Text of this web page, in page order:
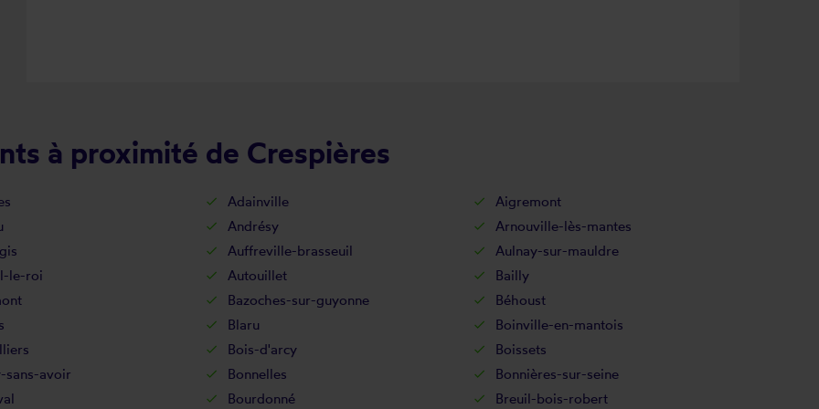
à proximité de Crespières
Adainville
Aigremont
Andrésy
Arnouville-lès-mantes
Auffreville-brasseuil
Aulnay-sur-mauldre
le-roi
Autouillet
Bailly
Bazoches-sur-guyonne
Béhoust
Blaru
Boinville-en-mantois
Bois-d'arcy
Boissets
sans-avoir
Bonnelles
Bonnières-sur-seine
Bourdonné Breuil-bois-robert